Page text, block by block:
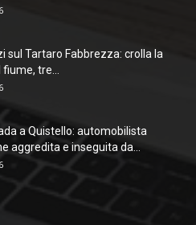
sul Tartaro Fabbrezza: crolla la
tre...
a Quistello: automobilista
aggredita e inseguita da...